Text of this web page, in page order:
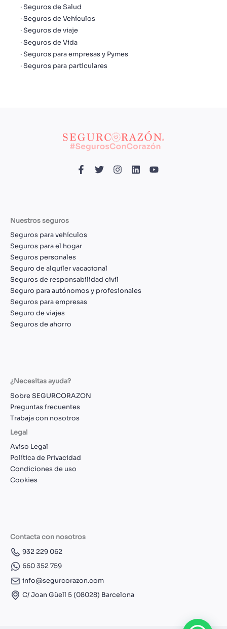
Seguros de Salud
Seguros de Vehículos
Seguros de viaje
Seguros de Vida
Seguros para empresas y Pymes
Seguros para particulares
Nuestros seguros
Seguros para vehículos
Seguros para el hogar
Seguros personales
Seguro de alquiler vacacional
Seguros de responsabilidad civil
Seguro para autónomos y profesionales
Seguros para empresas
Seguro de viajes
Seguros de ahorro
¿Necesitas ayuda?
Sobre SEGURCORAZON
Preguntas frecuentes
Trabaja con nosotros
Legal
Aviso Legal
Política de Privacidad
Condiciones de uso
Cookies
Contacta con nosotros
932 229 062
660 352 759
info@segurcorazon.com
C/ Joan Güell 5 (08028) Barcelona